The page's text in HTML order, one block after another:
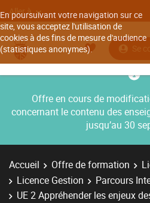
En poursuivant votre navigation sur ce
site, vous acceptez l'utilisation de
cookies à des fins de mesure d'audience
(statistiques anonymes).
Aller à
Se
Offre en cours de
concernant le contenu des
jusqu’au 30
Accueil Offre de formation
Licence Gestion
Parcours
UE 2 Appréhender les enjeux